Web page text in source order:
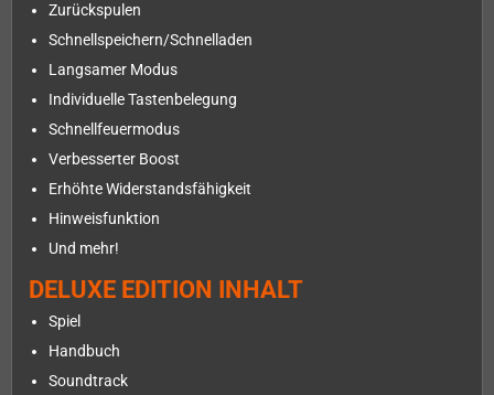
Zurückspulen
Schnellspeichern/Schnelladen
Langsamer Modus
Individuelle Tastenbelegung
Schnellfeuermodus
Verbesserter Boost
Erhöhte Widerstandsfähigkeit
Hinweisfunktion
Und mehr!
DELUXE EDITION INHALT
Spiel
Handbuch
Soundtrack